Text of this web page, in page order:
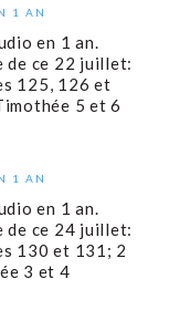
1 AN
en 1 an.
de ce 22 juillet:
125, 126 et
5 et 6
1 AN
en 1 an.
de ce 24 juillet:
130 et 131; 2
3 et 4